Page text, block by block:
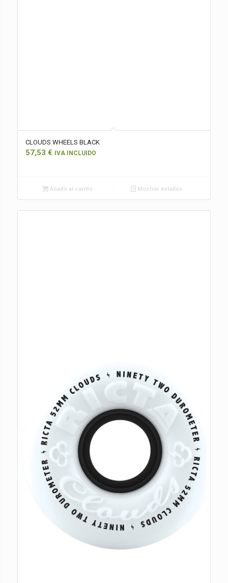
CLOUDS WHEELS BLACK
57,53 € IVA INCLUIDO
Añadir al carrito Mostrar detalles